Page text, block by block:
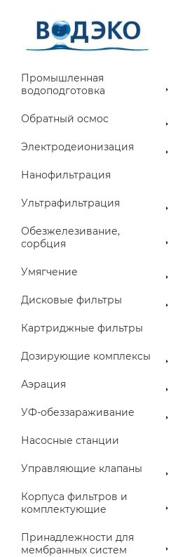
Промышленная
водоподготовка
Обратный осмос
Электродеионизация
Нанофильтрация
Ультрафильтрация
Обезжелезивание,
сорбция
Умягчение
Дисковые фильтры
Картриджные фильтры
Дозирующие комплексы
Аэрация
УФ-обеззараживание
Насосные станции
Управляющие клапаны
Корпуса фильтров и
комплектующие
Принадлежности для
мембранных систем